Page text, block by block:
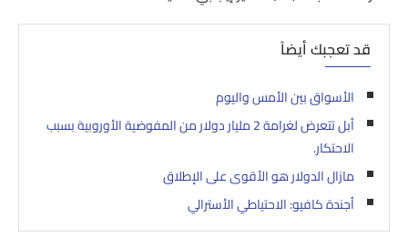
قد تعجبك أيضاً
الأسواق بين الأمس واليوم
أبل تتعرض لغرامة 2 مليار دولار من المفوضية الأوروبية بسبب
الاحتكار.
مازال الدولار هو الأقوى على الإطلاق
أجندة كافيو: الاحتياطي الأسترالي